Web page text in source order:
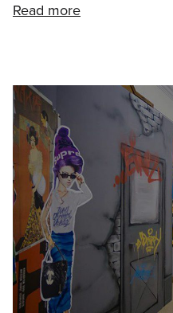
Read more